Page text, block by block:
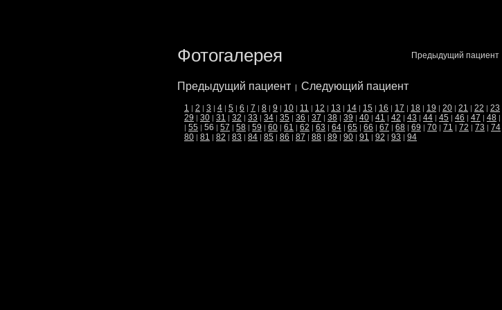
Фотогалерея Предыдущий пациент
Предыдущий пациент | Следующий пациент
1 | 2 | 3 | 4 | 5 | 6 | 7 | 8 | 9 | 10 | 11 | 12 | 13 | 14 | 15 | 16 | 17 | 18 | 19 | 20 | 21 | 22 | 23
29 | 30 | 31 | 32 | 33 | 34 | 35 | 36 | 37 | 38 | 39 | 40 | 41 | 42 | 43 | 44 | 45 | 46 | 47 | 48 |
| 55 | 56 | 57 | 58 | 59 | 60 | 61 | 62 | 63 | 64 | 65 | 66 | 67 | 68 | 69 | 70 | 71 | 72 | 73 | 74
80 | 81 | 82 | 83 | 84 | 85 | 86 | 87 | 88 | 89 | 90 | 91 | 92 | 93 | 94